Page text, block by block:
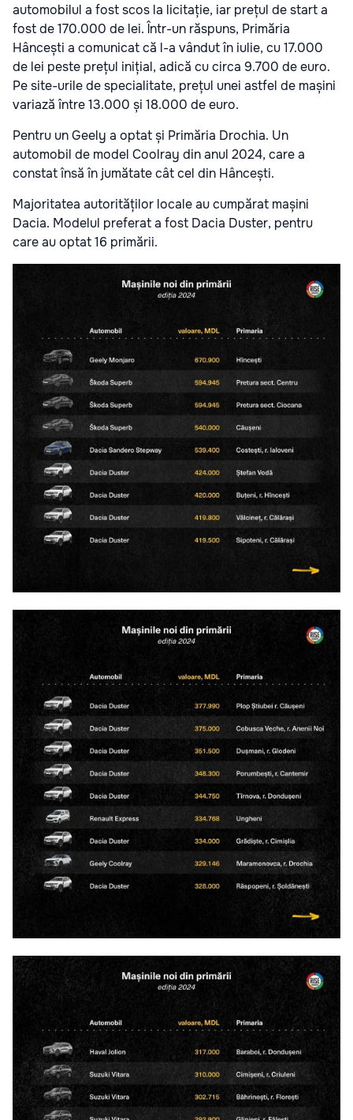
automobilul a fost scos la licitație, iar prețul de start a
fost de 170.000 de lei. Într-un răspuns, Primăria
Hâncești a comunicat că l-a vândut în iulie, cu 17.000
de lei peste prețul inițial, adică cu circa 9.700 de euro.
Pe site-urile de specialitate, prețul unei astfel de mașini
variază între 13.000 și 18.000 de euro.
Pentru un Geely a optat și Primăria Drochia. Un
automobil de model Coolray din anul 2024, care a
constat însă în jumătate cât cel din Hâncești.
Majoritatea autorităților locale au cumpărat mașini
Dacia. Modelul preferat a fost Dacia Duster, pentru
care au optat 16 primării.